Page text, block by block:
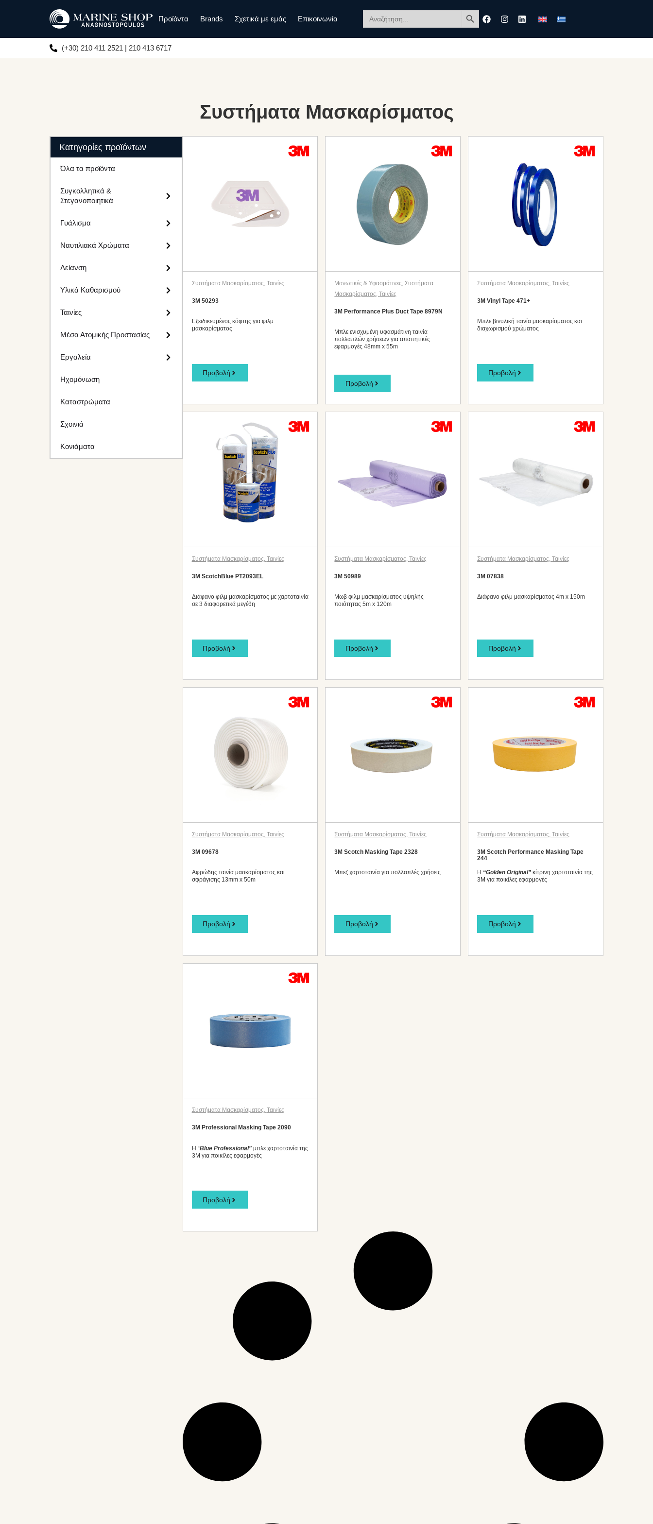
Προϊόντα Brands Σχετικά με εμάς Επικοινωνία
for:
Search Button
(+30) 210 411 2521 | 210 413 6717
Συστήματα Μασκαρίσματος
Κατηγορίες προϊόντων
Όλα τα προϊόντα
Συγκολλητικά &
Στεγανοποιητικά
Γυάλισμα
Ναυτιλιακά Χρώματα
Λείανση
Υλικά Καθαρισμού
Ταινίες
Μέσα Ατομικής Προστασίας
Εργαλεία
Ηχομόνωση
Καταστρώματα
Σχοινιά
Κονιάματα
Συστήματα Μασκαρίσματος Ταινίες
3M 50293
Εξειδικευμένος κόφτης για φιλμ
μασκαρίσματος
Προβολή
Μονωτικές & Υφασμάτινες ,Συστήματα
Μασκαρίσματος ,Ταινίες
3M Performance Plus Duct Tape 8979N
Μπλε ενισχυμένη υφασμάτινη ταινία
πολλαπλών χρήσεων για απαιτητικές
εφαρμογές 48mm x 55m
Προβολή
Συστήματα Μασκαρίσματος ,Ταινίες
3M Vinyl Tape 471+
Μπλε βινυλική ταινία μασκαρίσματος και
διαχωρισμού χρώματος
Προβολή
Συστήματα Μασκαρίσματος, Ταινίες
3M ScotchBlue PT2093EL
Διάφανο φιλμ μασκαρίσματος με χαρτοταινία
σε 3 διαφορετικά μεγέθη
Προβολή
Συστήματα Μασκαρίσματος,Ταινίες
3M 50989
Μωβ φιλμ μασκαρίσματος υψηλής
ποιότητας 5m x 120m
Προβολή
Συστήματα Μασκαρίσματος,Ταινίες
3M 07838
Διάφανο φιλμ μασκαρίσματος 4m x 150m
Προβολή
Συστήματα Μασκαρίσματος, Ταινίες
3M 09678
Αφρώδης ταινία μασκαρίσματος και
σφράγισης 13mm x 50m
Προβολή
Συστήματα Μασκαρίσματος,Ταινίες
3M Scotch Masking Tape 2328
Μπεζ χαρτοταινία για πολλαπλές χρήσεις
Προβολή
Συστήματα Μασκαρίσματος,Ταινίες
3M Scotch Performance Masking Tape
244
Η “Golden Original” κίτρινη χαρτοταινία της
3M για ποικίλες εφαρμογές
Προβολή
Συστήματα Μασκαρίσματος, Ταινίες
3M Professional Masking Tape 2090
Η “Blue Professional”μπλε χαρτοταινία της
3M για ποικίλες εφαρμογές
Προβολή